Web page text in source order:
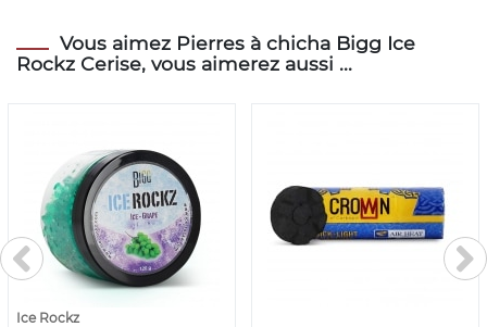
Vous aimez Pierres à chicha Bigg Ice
Rockz Cerise, vous aimerez aussi ...
Ice Rockz